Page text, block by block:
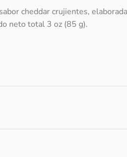
cheddar crujientes,
neto total 3 oz (85 g).